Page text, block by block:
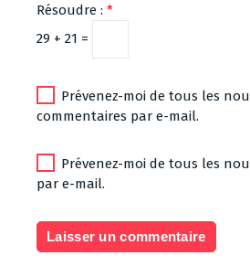
Résoudre : *
29 + 21 =
Prévenez-moi de tous les
commentaires par e-mail.
Prévenez-moi de tous les
par e-mail.